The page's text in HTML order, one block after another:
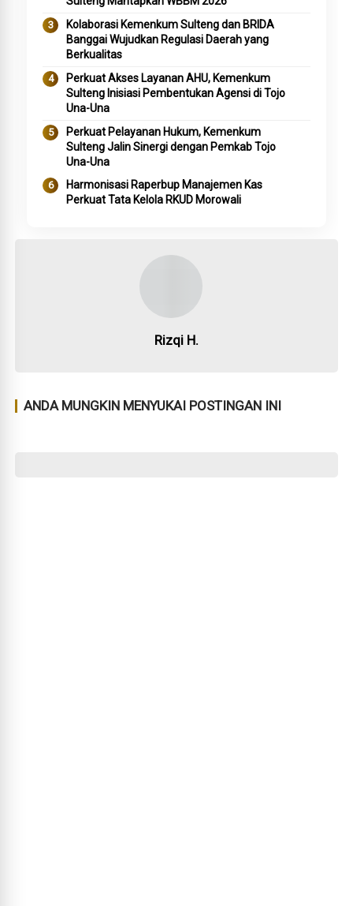
Kolaborasi Kemenkum Sulteng dan BRIDA
Banggai Wujudkan Regulasi Daerah yang
Berkualitas
Perkuat Akses Layanan AHU, Kemenkum
Sulteng Inisiasi Pembentukan Agensi di Tojo
Una-Una
Perkuat Pelayanan Hukum, Kemenkum
Sulteng Jalin Sinergi dengan Pemkab Tojo
Una-Una
Harmonisasi Raperbup Manajemen Kas
Perkuat Tata Kelola RKUD Morowali
Rizqi H.
ANDA MUNGKIN MENYUKAI POSTINGAN INI